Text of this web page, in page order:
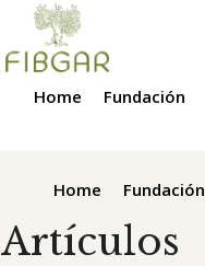
Home Fundación
Home Fundación
Artículos